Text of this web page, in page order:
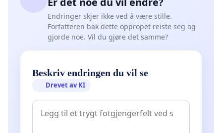
Endringer skjer ikke ved å være stille.
Forfatteren bak dette oppropet reiste seg og
gjorde noe. Vil du gjøre det samme?
Beskriv endringen du vil se
Drevet av KI